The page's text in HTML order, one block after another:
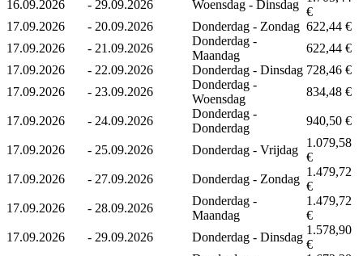
16.09.2026
- 29.09.2026 Woensdag - Dinsdag
€
17.09.2026
- 20.09.2026 Donderdag - Zondag 622,44 €
17.09.2026
- 21.09.2026
Donderdag -
Maandag
622,44 €
17.09.2026
- 22.09.2026 Donderdag - Dinsdag 728,46 €
17.09.2026
- 23.09.2026
Donderdag -
Woensdag
834,48 €
17.09.2026 - 24.09.2026
Donderdag -
Donderdag
940,50 €
17.09.2026 - 25.09.2026 Donderdag - Vrijdag
1.079,58
€
17.09.2026
- 27.09.2026 Donderdag - Zondag
1.479,72
€
17.09.2026
- 28.09.2026
Donderdag -
Maandag
1.479,72
€
17.09.2026
- 29.09.2026 Donderdag - Dinsdag
1.578,90
€